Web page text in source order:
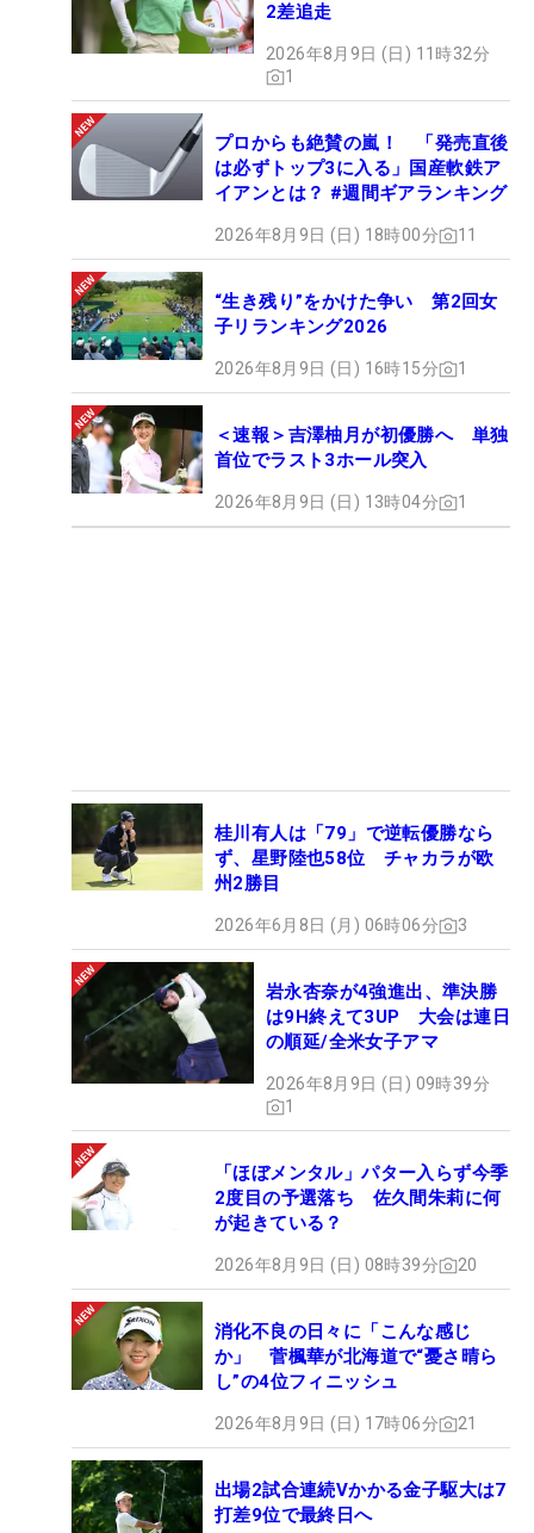
2差追走
2026年8月9日 (日) 11時32分
1
プロからも絶賛の嵐！ 「発売直後
は必ずトップ3に入る」国産軟鉄ア
イアンとは？ #週間ギアランキング
2026年8月9日 (日) 18時00分 11
“生き残り”をかけた争い 第2回女
子リランキング2026
2026年8月9日 (日) 16時15分 1
＜速報＞吉澤柚月が初優勝へ 単独
首位でラスト3ホール突入
2026年8月9日 (日) 13時04分 1
桂川有人は「79」で逆転優勝なら
ず、星野陸也58位 チャカラが欧
州2勝目
2026年6月8日 (月) 06時06分 3
岩永杏奈が4強進出、準決勝
は9H終えて3UP 大会は連日
の順延/全米女子アマ
2026年8月9日 (日) 09時39分
1
「ほぼメンタル」パター入らず今季
2度目の予選落ち 佐久間朱莉に何
が起きている？
2026年8月9日 (日) 08時39分 20
消化不良の日々に「こんな感じ
か」 菅楓華が北海道で“憂さ晴ら
し”の4位フィニッシュ
2026年8月9日 (日) 17時06分 21
出場2試合連続Vかかる金子駆大は7
打差9位で最終日へ